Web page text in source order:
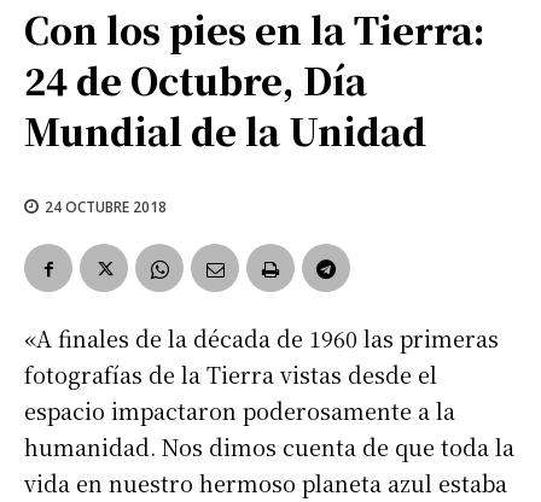
Con los pies en la Tierra:
24 de Octubre, Día
Mundial de la Unidad
24 OCTUBRE 2018
«A finales de la década de 1960 las primeras
fotografías de la Tierra vistas desde el
espacio impactaron poderosamente a la
humanidad. Nos dimos cuenta de que toda la
vida en nuestro hermoso planeta azul estaba